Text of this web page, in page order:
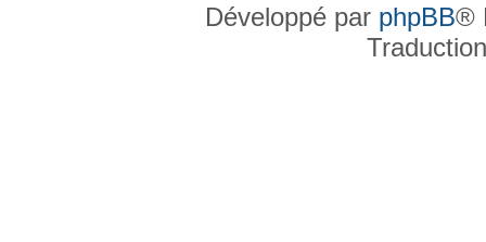
Développé par phpBB®